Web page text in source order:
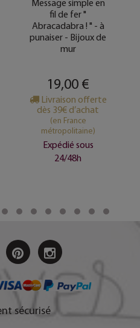
Message simple en
fil de fer "
Abracadabra ! " - à
punaiser - Bijoux de
mur
19,00 €
Livraison offerte
dès 39€ d’achat
(en France
métropolitaine)
Expédié sous
24/48h
sécurisé